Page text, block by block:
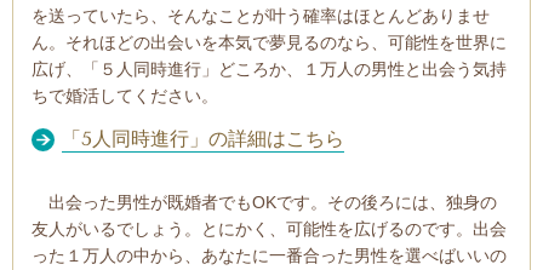
を送っていたら、そんなことが叶う確率はほとんどありませ
ん。それほどの出会いを本気で夢見るのなら、可能性を世界に
広げ、「５人同時進行」どころか、１万人の男性と出会う気持
ちで婚活してください。
「5人同時進行」の詳細はこちら
出会った男性が既婚者でもOKです。その後ろには、独身の
友人がいるでしょう。とにかく、可能性を広げるのです。出会
った１万人の中から、あなたに一番合った男性を選べばいいの